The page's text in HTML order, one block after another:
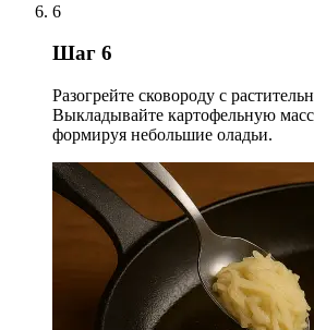
6
Шаг 6
Разогрейте сковороду с
Выкладывайте картофельную
формируя небольшие оладьи.